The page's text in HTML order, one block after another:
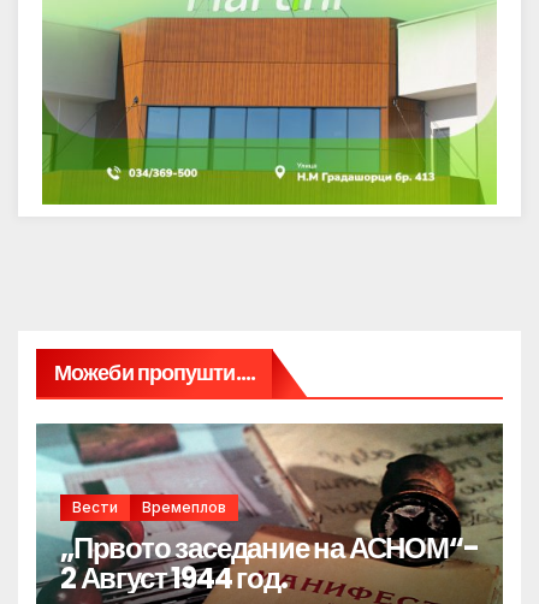
Можеби пропушти....
Вести Времеплов
„Првото заседание на АСНОМ“-
2 Август 1944 год.